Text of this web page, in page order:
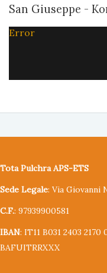
San Giuseppe -
Error
Tota Pulchra APS-ETS
Sede Legale: Via Giovanni
C.F.: 97939900581
IBAN: IT11 B031 2403
BAFUITRRXXX